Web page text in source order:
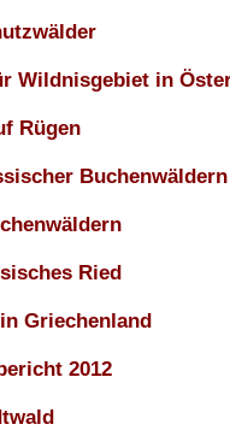
Wildnisgebiet in
Rügen
Buchenwäldern
Ried
Griechenland
2012